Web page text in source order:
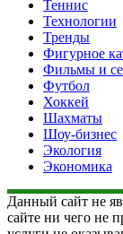
Теннис
Технологии
Тренды
Фигурное
Фильмы и
Футбол
Хоккей
Шахматы
Шоу-бизнес
Экология
Экономика
Данный сайт не
сайте ни чего не